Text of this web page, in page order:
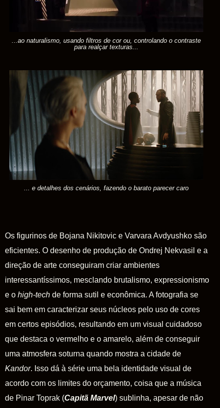
...ao naturalismo, usando filtros de cor ou, controlando o contraste
para realçar texturas...
... e detalhes dos cenários, fazendo o barato parecer caro
Os figurinos de Bojana Nikitovic e Varvara Avdyushko são
eficientes. O desenho de produção de Ondrej Nekvasil e a
direção de arte conseguiram criar ambientes
interessantíssimos, mesclando brutalismo, expressionismo
e o high-tech de forma sutil e econômica. A fotografia se
sai bem em caracterizar seus núcleos pelo uso de cores
em certos episódios, resultando em um visual cuidadoso
que destaca o vermelho e o amarelo, além de conseguir
uma atmosfera soturna quando mostra a cidade de
Kandor. Isso dá à série uma bela identidade visual de
acordo com os limites do orçamento, coisa que a música
de Pinar Toprak (Capitã Marvel) sublinha, apesar de não